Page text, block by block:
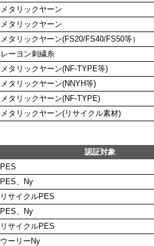
メタリックヤーン
メタリックヤーン
メタリックヤーン(FS20/FS40/FS50等）
レーヨン刺繍糸
メタリックヤーン(NF-TYPE等)
メタリックヤーン(NNYH等)
メタリックヤーン(NF-TYPE)
メタリックヤーン(リサイクル素材)
認証対象
PES
PES、Ny
リサイクルPES
PES、Ny
リサイクルPES
ウーリーNy